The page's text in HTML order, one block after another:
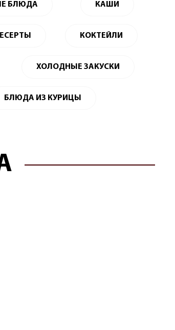
БЛЮДА КАШИ
КОКТЕЙЛИ
ХОЛОДНЫЕ ЗАКУСКИ
БЛЮДА ИЗ КУРИЦЫ